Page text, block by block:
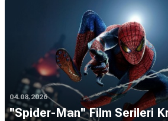
04.08.2026
''Spider-Man'' Film Serileri